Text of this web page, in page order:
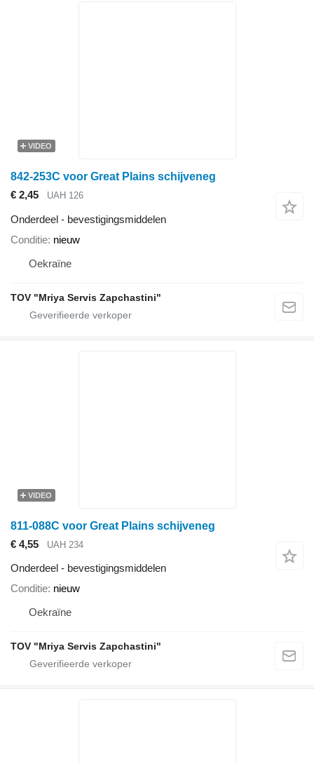
VIDEO
842-253C voor Great Plains schijveneg
€ 2,45
UAH 126
Onderdeel - bevestigingsmiddelen
Conditie nieuw
Oekraïne
TOV "Mriya Servis Zapchastini"
VIDEO
811-088C voor Great Plains schijveneg
€ 4,55
UAH 234
Onderdeel - bevestigingsmiddelen
Conditie nieuw
Oekraïne
TOV "Mriya Servis Zapchastini"